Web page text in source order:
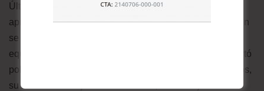
Últimamente, los políticos que hicieron cálculos y
apreciaciones equivocadas, tienden a no sobrevivir. Putin
se equivocó en anticipar la caída de un aliado, se
equivocó en responder con eficiencia y luego se comportó
pobremente tratando de recuperarse. Para decir lo menos,
su reciente manejo de la economía, estuvo lejos de ser